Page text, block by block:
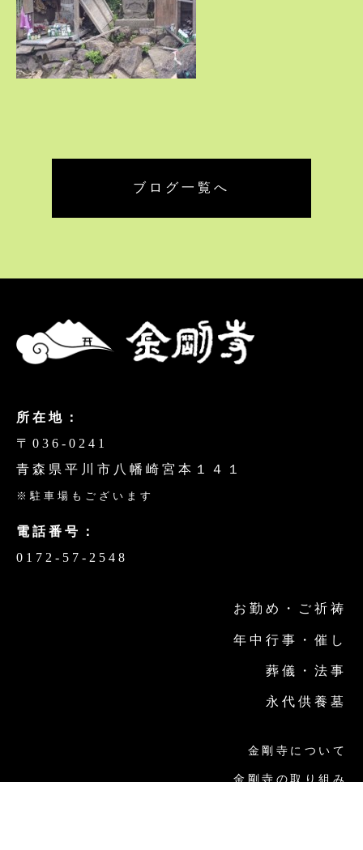
ブログ一覧へ
所在地：
〒036-0241
青森県平川市八幡崎宮本１４１
※駐車場もございます
電話番号：
0172-57-2548
お勤め・ご祈祷
年中行事・催し
葬儀・法事
永代供養墓
金剛寺について
金剛寺の取り組み